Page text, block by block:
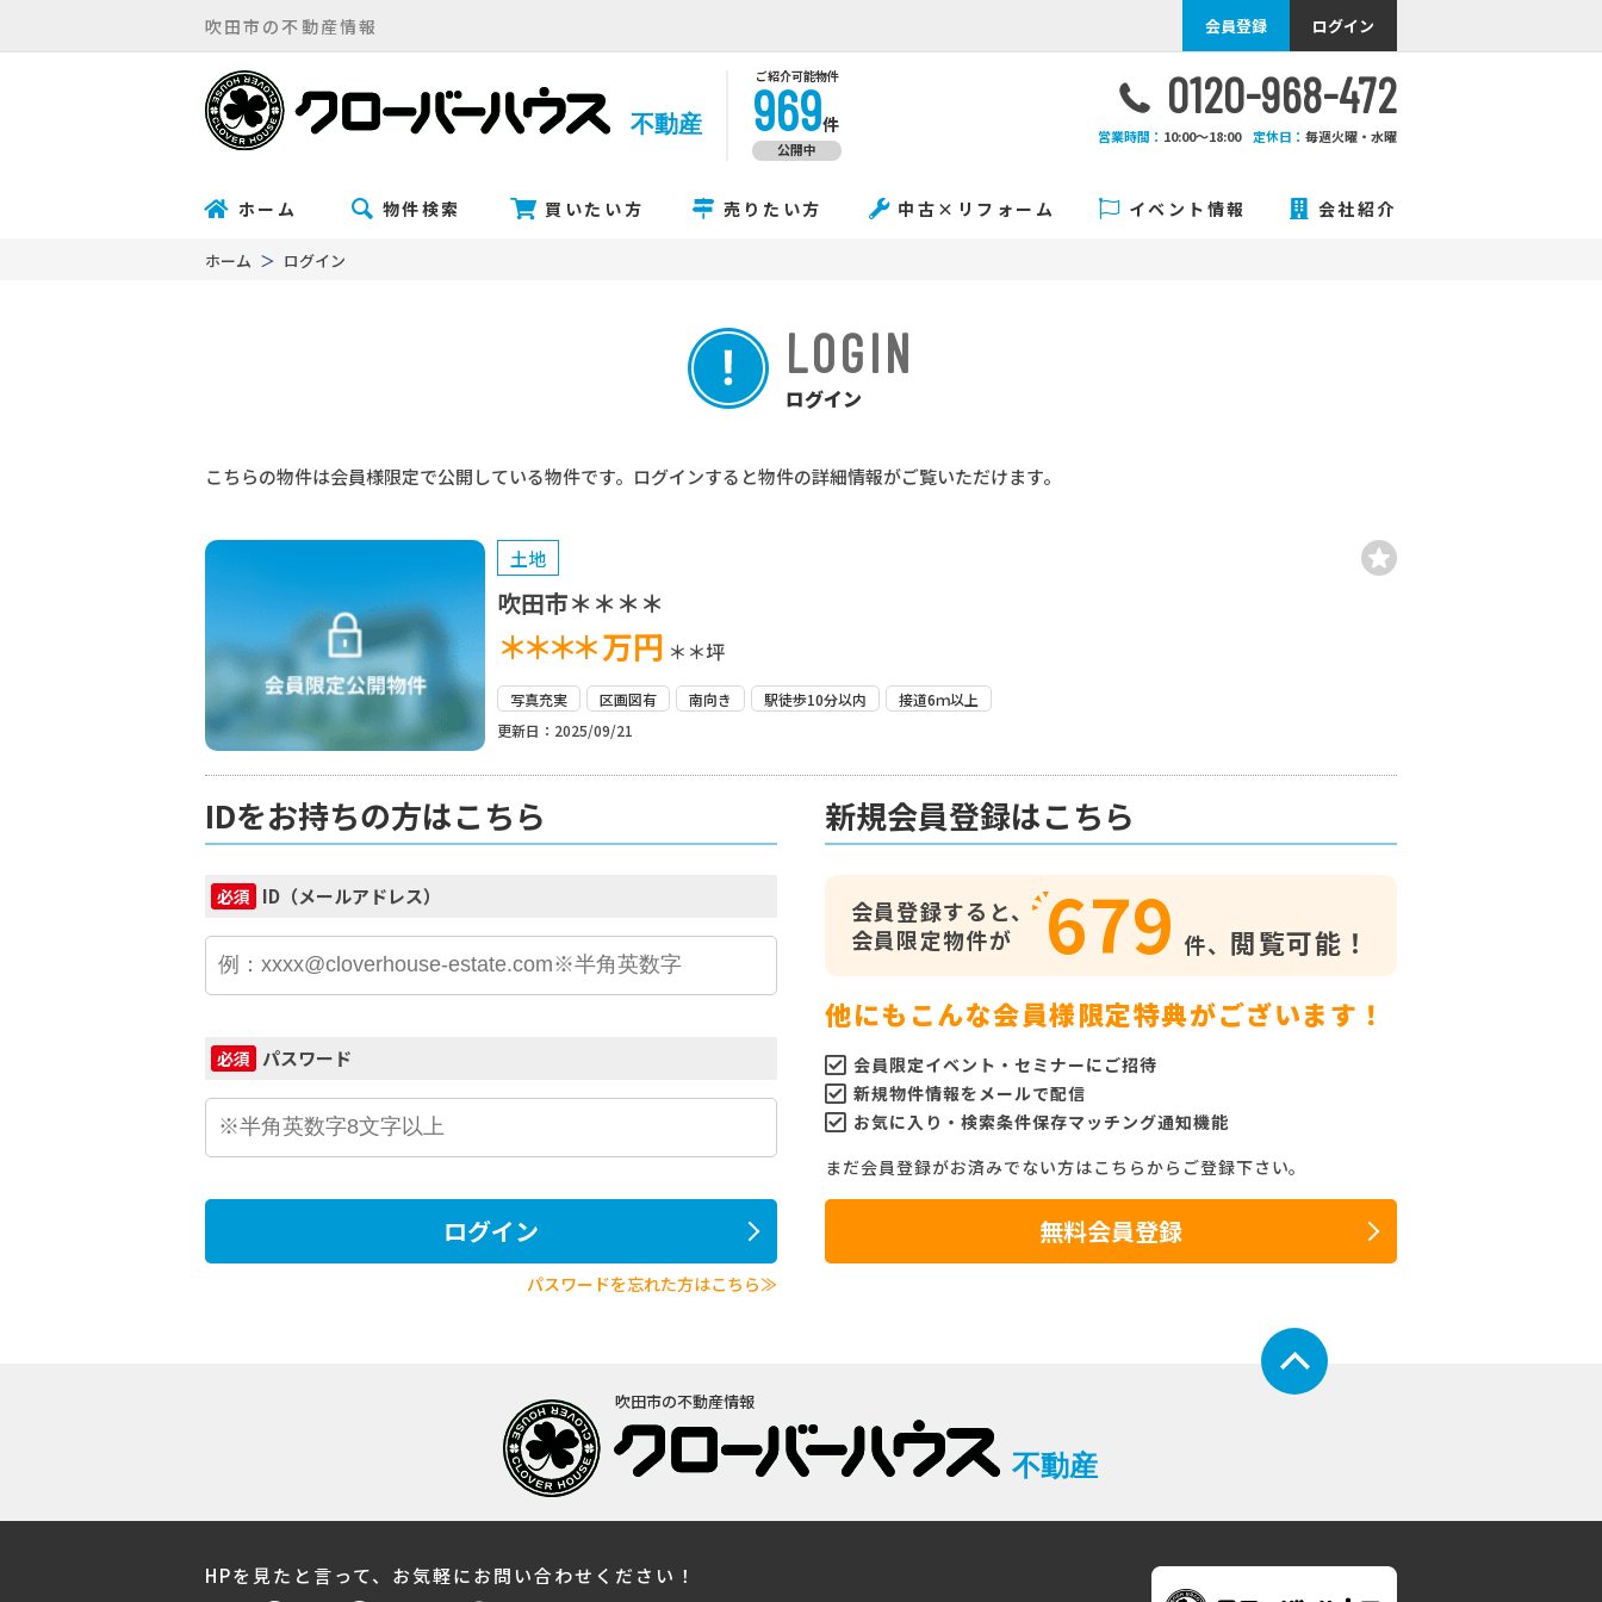
吹田市の不動産情報 会員登録 ログイン
不動産
ご紹介可能物件
969件
公開中
0120-968-472
営業時間： 10:00〜18:00 定休日： 毎週火曜・水曜
ホーム 物件検索 買いたい方 売りたい方 中古×リフォーム イベント情報 会社紹介
ホーム ログイン
LOGIN
ログイン
こちらの物件は会員様限定で公開している物件です。ログインすると物件の詳細情報がご覧いただけます。
土地
吹田市＊＊＊＊
＊＊＊＊万円 ＊＊坪
写真充実 区画図有 南向き 駅徒歩10分以内
接道6ｍ以上
更新日：2025/09/21
IDをお持ちの方はこちら
必須 ID（メールアドレス）
必須 パスワード
ログイン
パスワードを忘れた方はこちら≫
新規会員登録はこちら
会員登録すると、
会員限定物件が
679 件、 閲覧可能！
他にもこんな会員様限定特典がございます！
会員限定イベント・セミナーにご招待
新規物件情報をメールで配信
お気に入り・検索条件保存マッチング通知機能
まだ会員登録がお済みでない方はこちらからご登録下さい。
無料会員登録
吹田市の不動産情報
不動産
HPを見たと言って、お気軽にお問い合わせください！